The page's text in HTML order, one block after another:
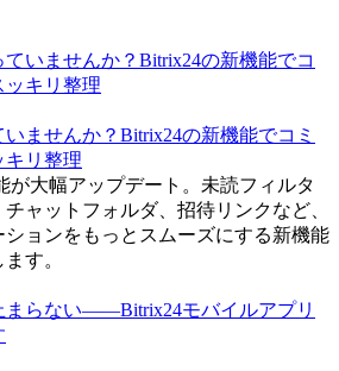
ませんか？Bitrix24の新機能でコミ
キリ整理
が大幅アップデート。未読フィルタ
ャットフォルダ、招待リンクなど、
ョンをもっとスムーズにする新機能
す。